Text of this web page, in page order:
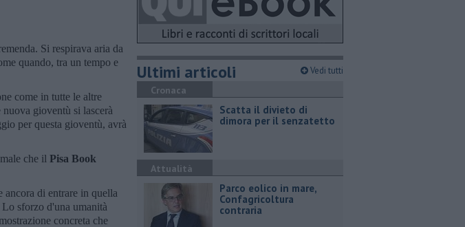
Si respirava aria da
quando, tra un tempo e
come in tutte le altre
gioventù si lascerà
per questa gioventù, avrà
che il Pisa Book
ancora di entrare in quella
sforzo d'una umanità
concreta che
Ultimi articoli Vedi tutti
Cronaca
Scatta il divieto di
dimora per il senzatetto
Attualità
Parco eolico in mare,
Confagricoltura
contraria